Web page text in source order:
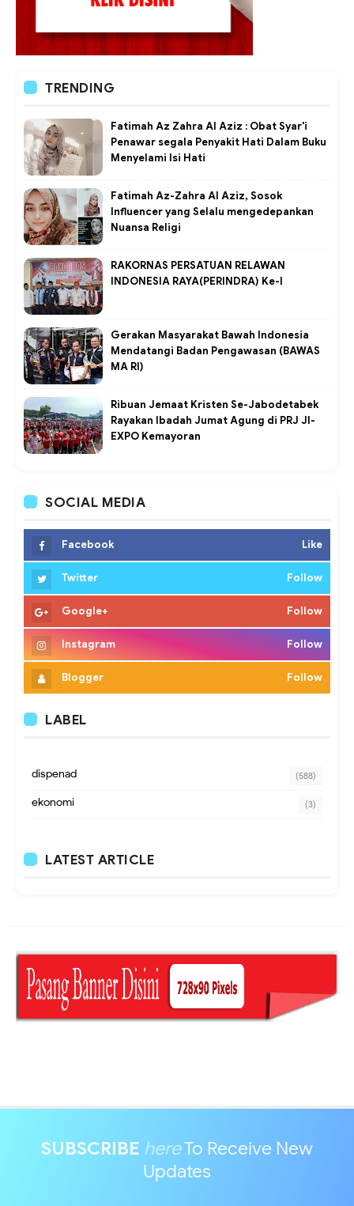
TRENDING
Fatimah Az Zahra Al Aziz : Obat Syar'i
Penawar segala Penyakit Hati Dalam Buku
Menyelami Isi Hati
Fatimah Az-Zahra Al Aziz, Sosok
Influencer yang Selalu mengedepankan
Nuansa Religi
RAKORNAS PERSATUAN RELAWAN
INDONESIA RAYA(PERINDRA) Ke-I
Gerakan Masyarakat Bawah Indonesia
Mendatangi Badan Pengawasan (BAWAS
MA RI)
Ribuan Jemaat Kristen Se-Jabodetabek
Rayakan Ibadah Jumat Agung di PRJ JI-
EXPO Kemayoran
SOCIAL MEDIA
Facebook Like
Twitter Follow
Google+ Follow
Instagram Follow
Blogger Follow
LABEL
dispenad (588)
ekonomi (3)
LATEST ARTICLE
SUBSCRIBE hereTo Receive New
Updates